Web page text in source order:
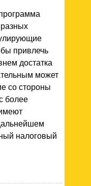
привлечь
достатка
может
со стороны
более
налоговый